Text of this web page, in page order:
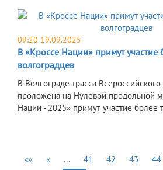
09:20 19.09.2025
В «Кроссе Нации» примут участие
волгоградцев
В Волгограде трасса
проложена на Нулевой продольной
Нации - 2025» примут участие более
«« « … 41 42 43 44